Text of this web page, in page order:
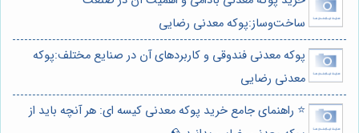
ساخت‌وساز:پوکه معدنی رضایی
پوکه معدنی فندوقی و کاربردهای آن در صنایع مختلف:پوکه
معدنی رضایی
⭐️ راهنمای جامع خرید پوکه معدنی کیسه ای: هر آنچه باید از